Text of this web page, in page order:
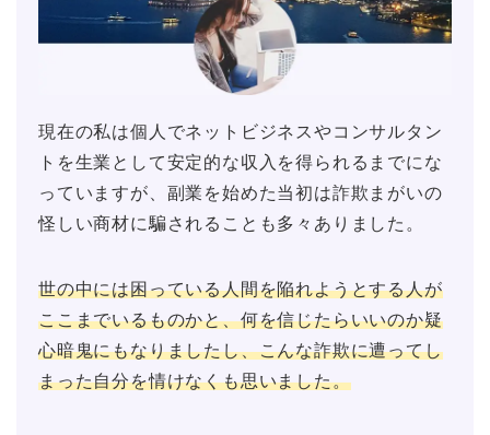
現在の私は個人でネットビジネスやコンサルタン
トを生業として安定的な収入を得られるまでにな
っていますが、副業を始めた当初は詐欺まがいの
怪しい商材に騙されることも多々ありました。
世の中には困っている人間を陥れようとする人が
ここまでいるものかと、何を信じたらいいのか疑
心暗鬼にもなりましたし、こんな詐欺に遭ってし
まった自分を情けなくも思いました。